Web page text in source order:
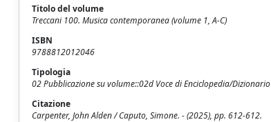
Titolo del volume
Treccani 100. Musica contemporanea (volume 1, A-C)
ISBN
9788812012046
Tipologia
02 Pubblicazione su volume::02d Voce di Enciclopedia/Dizionario
Citazione
Carpenter, John Alden / Caputo, Simone. - (2025), pp. 612-612.